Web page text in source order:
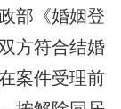
部《婚姻登
方符合结婚
案件受理前